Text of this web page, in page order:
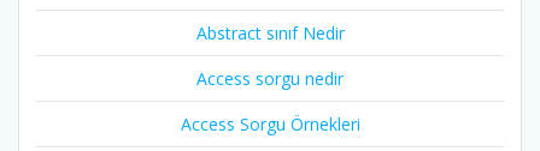
Abstract sınıf Nedir
Access sorgu nedir
Access Sorgu Örnekleri